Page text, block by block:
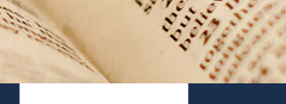
공지사항
행정양식